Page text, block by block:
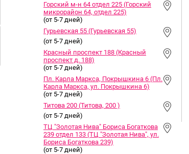
Горский м-н 64 отдел 225 (Горский
микрорайон 64, отдел 225)
(от 5-7 дней)
Гурьевская 55 (Гурьевская 55)
(от 5-7 дней)
Красный проспект 188 (Красный
проспект д. 188)
(от 5-7 дней)
Пл. Карла Маркса, Покрышкина 6 (Пл.
Карла Маркса, ул. Покрышкина 6)
(от 5-7 дней)
Титова 200 (Титова, 200 )
(от 5-7 дней)
ТЦ "Золотая Нива" Бориса Богаткова
239 отдел 133 (ТЦ "Золотая Нива", ул.
Бориса Богаткова 239)
(от 5-7 дней)